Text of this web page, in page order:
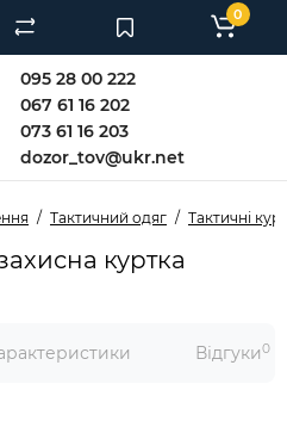
095 28 00 222
067 61 16 202
073 61 16 203
dozor_tov@ukr.net
0
Тактичний одяг Тактичні
куртка
Відгуки0